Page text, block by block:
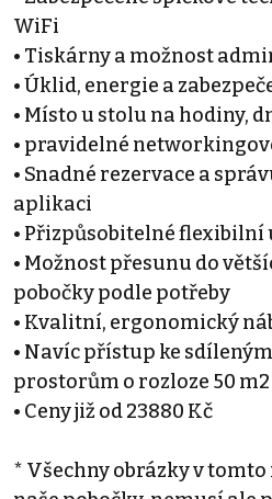
WiFi
• Tiskárny a možnost
• Úklid, energie a
• Místo u stolu na hodiny,
• pravidelné
• Snadné rezervace a
aplikaci
• Přizpůsobitelné flexibilní
• Možnost přesunu do
pobočky podle potřeby
• Kvalitní, ergonomický
• Navíc přístup ke
prostorům o rozloze 50 m2
• Ceny již od 23880 Kč
* Všechny obrázky v